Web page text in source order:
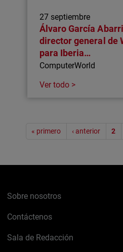
27 septiembre
Álvaro García
director general de
para Iberia…
ComputerWorld
Ver todo >
Paginación
« primero ‹ anterior 2
Sobre nosotros
Contáctenos
Sala de Redacción